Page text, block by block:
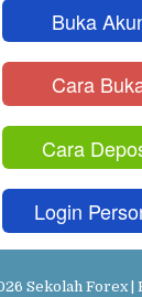
Buka
Cara
Cara
Login
Sekolah Forex |